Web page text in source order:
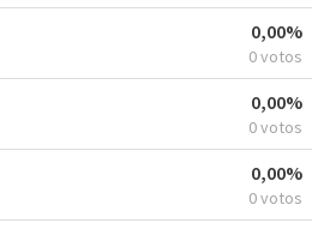
0,00%
0 votos
0,00%
0 votos
0,00%
0 votos